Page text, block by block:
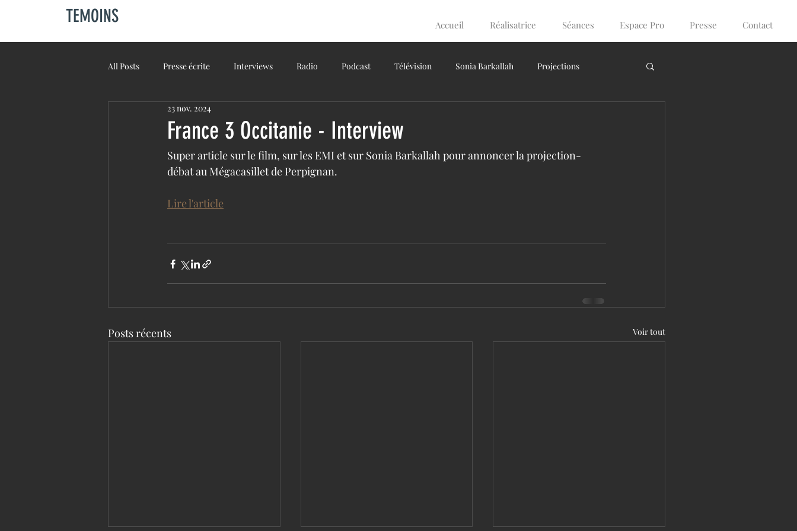
TEMOINS Accueil Réalisatrice Séances Espace Pro Presse Contact
All Posts Presse écrite Interviews Radio Podcast Télévision Sonia Barkallah Projections
France 3 Occitanie - Interview
23 nov. 2024
Super article sur le film, sur les EMI et sur Sonia Barkallah pour annoncer la projection-
débat au Mégacasillet de Perpignan.
Lire l'article
Posts récents Voir tout